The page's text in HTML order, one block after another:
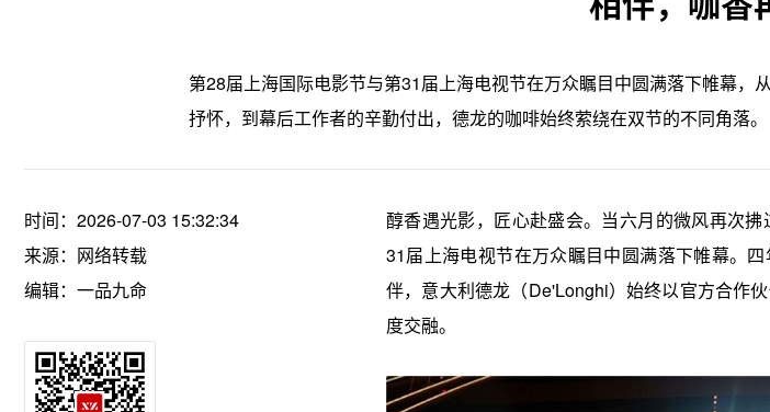
第28届上海国际电影节与第31届上海电视节在万众瞩目中圆满落下帷幕
抒怀，到幕后工作者的辛勤付出，德龙的咖啡始终萦绕在双节的不同角落。
醇香遇光影，匠心赴盛会。当六月的微风再次
31届上海电视节在万众瞩目中圆满落下帷幕。
伴，意大利德龙（De'Longhi）始终以官方合作
度交融。
时间：2026-07-03 15:32:34
来源：网络转载
编辑：一品九命